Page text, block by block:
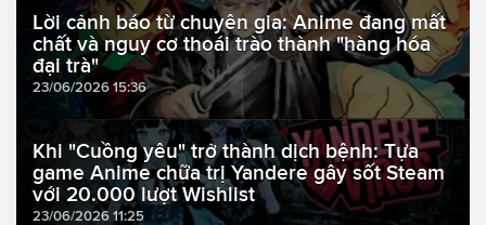
Lời cảnh báo từ chuyên gia: Anime đang mất
chất và nguy cơ thoái trào thành "hàng hóa
đại trà"
23/06/2026 15:36
Khi "Cuồng yêu" trở thành dịch bệnh: Tựa
game Anime chữa trị Yandere gây sốt Steam
với 20.000 lượt Wishlist
23/06/2026 11:25